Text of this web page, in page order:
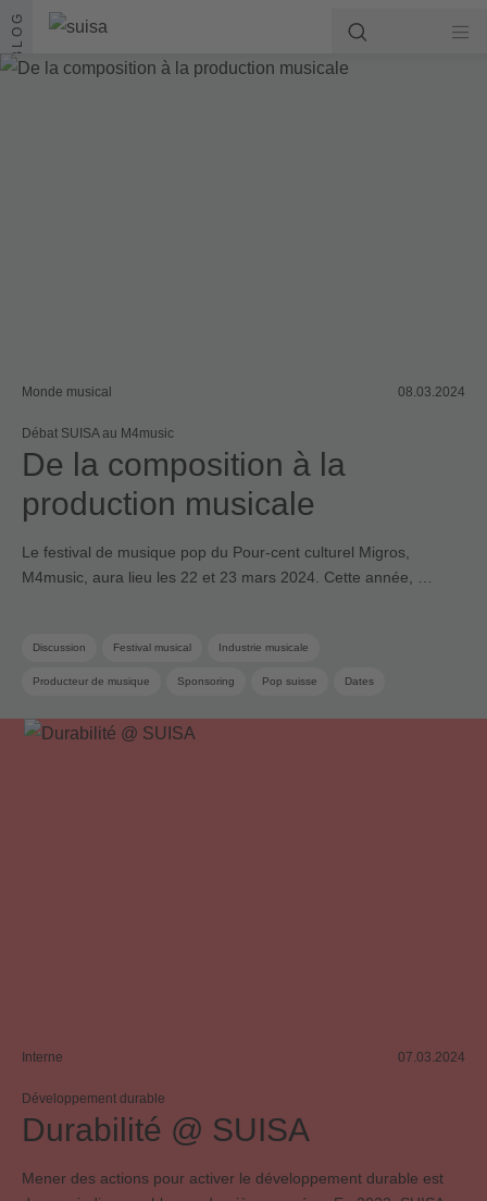
Aller au contenu
BLOG
Monde musical 08.03.2024
Débat SUISA au M4music
De la composition à la
production musicale
Le festival de musique pop du Pour-cent culturel Migros,
M4music, aura lieu les 22 et 23 mars 2024. Cette année, …
Discussion Festival musical Industrie musicale
Producteur de musique Sponsoring Pop suisse Dates
Interne 07.03.2024
Développement durable
Durabilité @ SUISA
Mener des actions pour activer le développement durable est